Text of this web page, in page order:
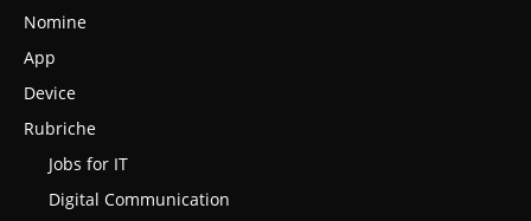
Nomine
App
Device
Rubriche
Jobs for IT
Digital Communication